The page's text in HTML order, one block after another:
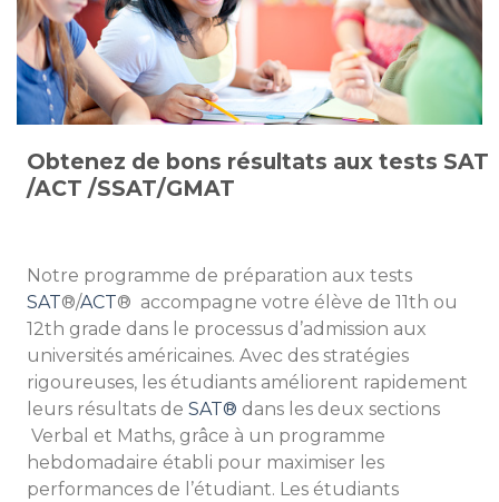
Obtenez de bons résultats aux tests SAT
/ACT /SSAT/GMAT
Notre programme de préparation aux tests
SAT®/ACT® accompagne votre élève de 11th ou
12th grade dans le processus d’admission aux
universités américaines. Avec des stratégies
rigoureuses, les étudiants améliorent rapidement
leurs résultats de SAT® dans les deux sections
Verbal et Maths, grâce à un programme
hebdomadaire établi pour maximiser les
performances de l’étudiant. Les étudiants